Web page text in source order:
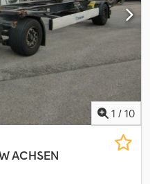
1 / 10
ACHSEN